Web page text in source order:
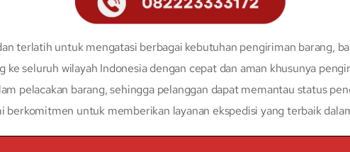
terlatih untuk mengatasi berbagai kebutuhan pengiriman barang,
seluruh wilayah Indonesia dengan cepat dan aman khusunya
pelacakan barang, sehingga pelanggan dapat memantau status
berkomitmen untuk memberikan layanan ekspedisi yang terbaik